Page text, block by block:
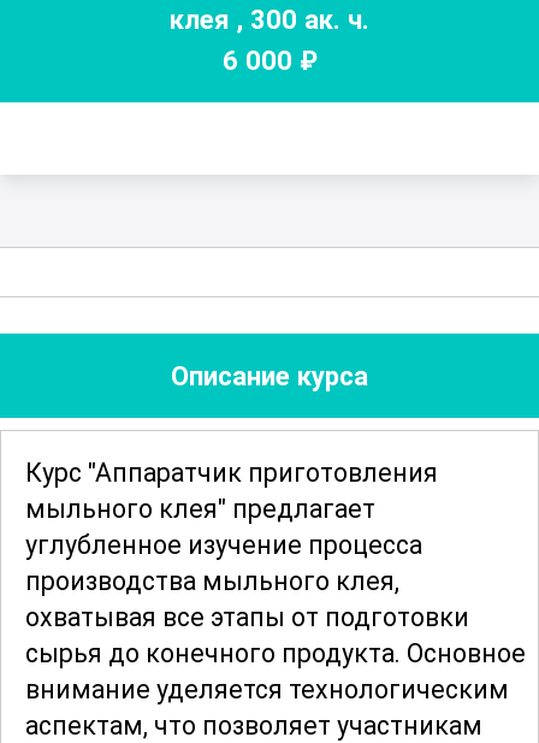
клея , 300 ак. ч.
6 000 ₽
Описание курса
Курс "Аппаратчик приготовления
мыльного клея" предлагает
углубленное изучение процесса
производства мыльного клея,
охватывая все этапы от подготовки
сырья до конечного продукта. Основное
внимание уделяется технологическим
аспектам, что позволяет участникам